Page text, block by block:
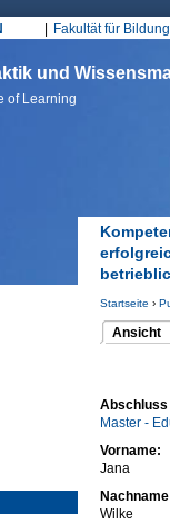
Fakultät für
und
of Learning
Sie sind
Startseite ›
Ansicht
(aktiver
Abschluss
Master -
Vorname:
Jana
Wilke